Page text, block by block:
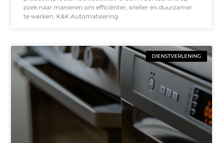
zoek naar manieren om efficiënter, sneller en duurzamer
te werken. K&K Automatisering
DIENSTVERLENING